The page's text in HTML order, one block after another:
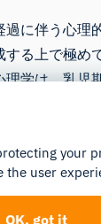
に伴う心理
する上で極め
理学は、乳児
例えば、エ
的および社
た各段階に
響を与えるか
your
the user
OK, got it